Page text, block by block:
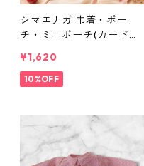
シマエナガ 巾着・ポー
チ・ミニポーチ(カード収
んぼ柄×淡いピンク
¥1,620
10%OFF